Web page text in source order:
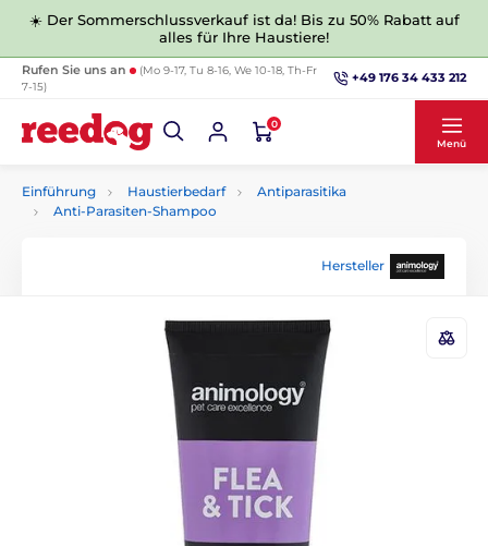
☀️ Der Sommerschlussverkauf ist da! Bis zu 50% Rabatt auf
alles für Ihre Haustiere!
Rufen Sie uns an
(Mo 9-17, Tu 8-16, We 10-18, Th-Fr
7-15)
+49 176 34 433 212
0
Menü
Einführung Haustierbedarf
Antiparasitika
Anti-Parasiten-Shampoo
Hersteller